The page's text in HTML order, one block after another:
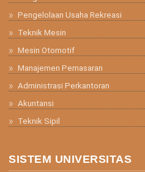
Pengelolaan Usaha Rekreasi
Teknik Mesin
Mesin Otomotif
Manajemen Pemasaran
Administrasi Perkantoran
Akuntansi
Teknik Sipil
SISTEM UNIVERSITAS